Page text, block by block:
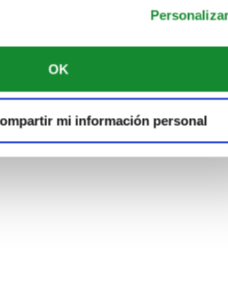
OK
mi información personal